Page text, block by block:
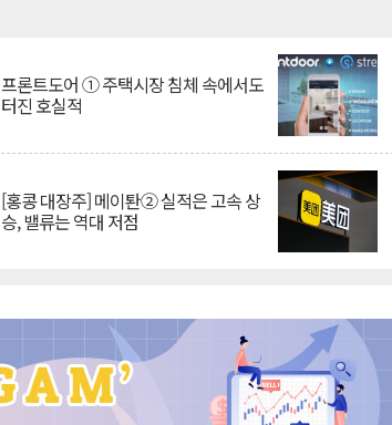
프론트도어 ① 주택시장 침체 속에서도
터진 호실적
[홍콩 대장주] 메이퇀② 실적은 고속 상
승, 밸류는 역대 저점